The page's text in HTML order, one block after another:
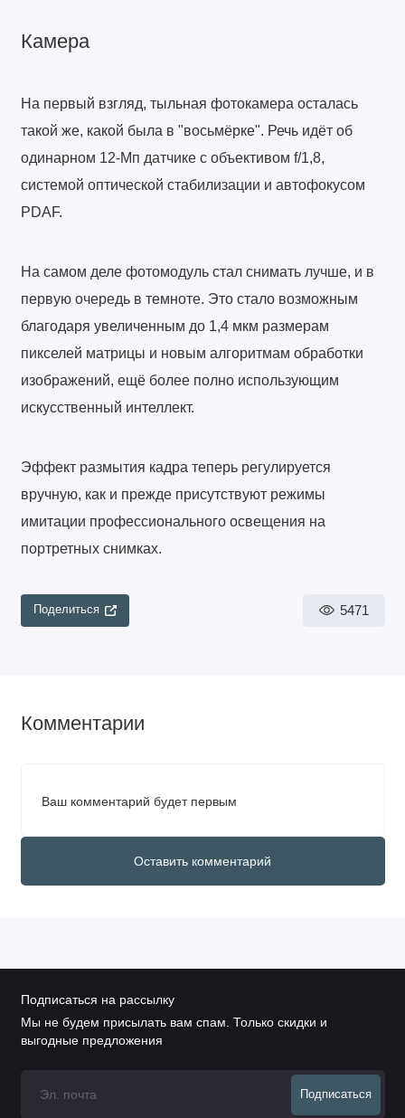
Камера
На первый взгляд, тыльная фотокамера осталась
такой же, какой была в "восьмёрке". Речь идёт об
одинарном 12-Мп датчике с объективом f/1,8,
системой оптической стабилизации и автофокусом
PDAF.
На самом деле фотомодуль стал снимать лучше, и в
первую очередь в темноте. Это стало возможным
благодаря увеличенным до 1,4 мкм размерам
пикселей матрицы и новым алгоритмам обработки
изображений, ещё более полно использующим
искусственный интеллект.
Эффект размытия кадра теперь регулируется
вручную, как и прежде присутствуют режимы
имитации профессионального освещения на
портретных снимках.
Поделиться 5471
Комментарии
Ваш комментарий будет первым
Оставить комментарий
Подписаться на рассылку
Мы не будем присылать вам спам. Только скидки и
выгодные предложения
Подписаться